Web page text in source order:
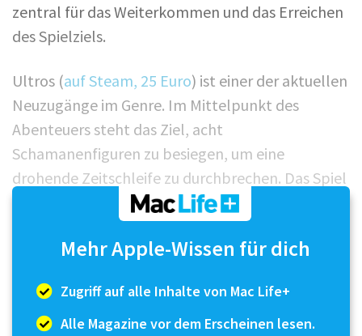
zentral für das Weiterkommen und das Erreichen
des Spielziels.
Ultros (auf Steam, 25 Euro) ist einer der aktuellen
Neuzugänge im Genre. Im Mittelpunkt des
Abenteuers steht das Ziel, acht
Schamanenfiguren zu besiegen, um eine
drohende Zeitschleife zu durchbrechen. Das Spiel
bietet dabei weit mehr als eine herkömmliche
Heldenreise; es möchte einen Weg des
persönlichen Wachsens und spirituellen
Natur eine zentrale Rolle s...
Mehr Apple-Wissen für dich
Zugriff auf alle Inhalte von Mac Life+
Alle Magazine vor dem Erscheinen lesen.